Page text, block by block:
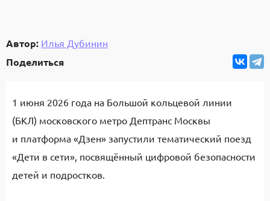
Автор: Илья Дубинин
Поделиться
1 июня 2026 года на Большой кольцевой линии
(БКЛ) московского метро Дептранс Москвы
и платформа «Дзен» запустили тематический поезд
«Дети в сети», посвящённый цифровой безопасности
детей и подростков.